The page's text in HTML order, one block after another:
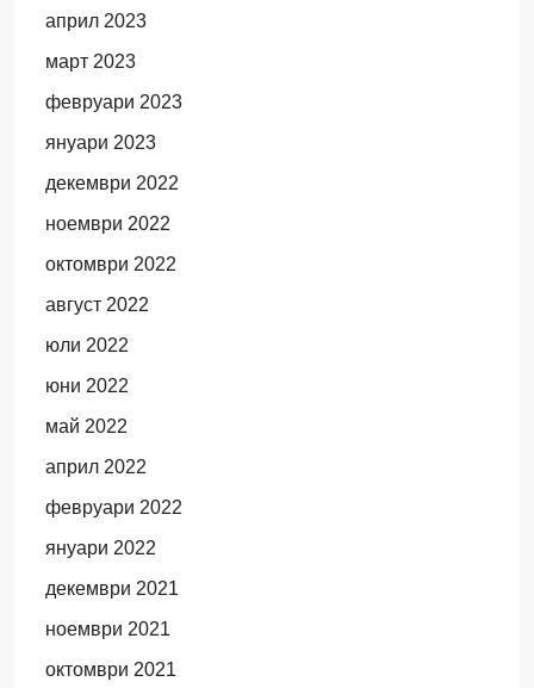
април 2023
март 2023
февруари 2023
януари 2023
декември 2022
ноември 2022
октомври 2022
август 2022
юли 2022
юни 2022
май 2022
април 2022
февруари 2022
януари 2022
декември 2021
ноември 2021
октомври 2021